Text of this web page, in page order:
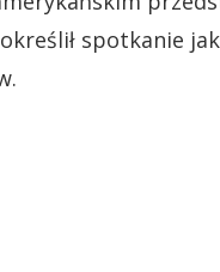
spotkanie